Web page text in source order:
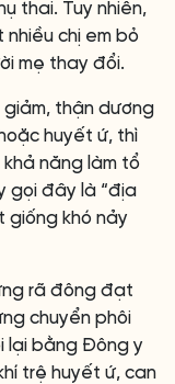
thai. Tuy nhiên,
nhiều chị em bỏ
mẹ thay đổi.
giảm, thận dương
huyết ứ, thì
năng làm tổ
gọi đây là “địa
giống khó nảy
rã đông đạt
chuyển phôi
lại bằng Đông y
trệ huyết ứ, can